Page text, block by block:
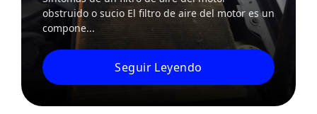
obstruido o sucio El filtro de aire del motor es un
compone...
Seguir Leyendo